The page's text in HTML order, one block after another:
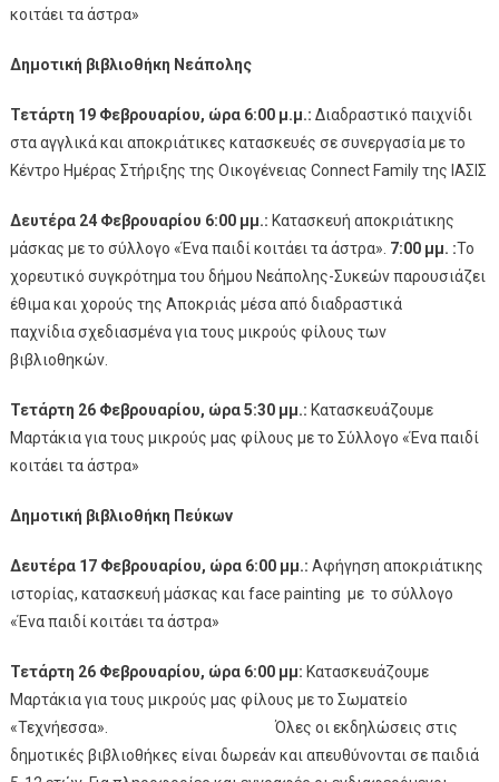
κοιτάει τα άστρα»
Δημοτική βιβλιοθήκη Νεάπολης
Τετάρτη 19 Φεβρουαρίου, ώρα 6:00 μ.μ.: Διαδραστικό παιχνίδι
στα αγγλικά και αποκριάτικες κατασκευές σε συνεργασία με το
Κέντρο Ημέρας Στήριξης της Οικογένειας Connect Family της ΙΑΣΙΣ
Δευτέρα 24 Φεβρουαρίου 6:00 μμ.: Κατασκευή αποκριάτικης
μάσκας με το σύλλογο «Ένα παιδί κοιτάει τα άστρα». 7:00 μμ. :Το
χορευτικό συγκρότημα του δήμου Νεάπολης-Συκεών παρουσιάζει
έθιμα και χορούς της Αποκριάς μέσα από διαδραστικά
παχνίδια σχεδιασμένα για τους μικρούς φίλους των
Τετάρτη 26 Φεβρουαρίου, ώρα 5:30 μμ.: Κατασκευάζουμε
Μαρτάκια για τους μικρούς μας φίλους με το Σύλλογο «Ένα παιδί
κοιτάει τα άστρα»
Δημοτική βιβλιοθήκη Πεύκων
Δευτέρα 17 Φεβρουαρίου, ώρα 6:00 μμ.: Αφήγηση αποκριάτικης
ιστορίας, κατασκευή μάσκας και face painting με το σύλλογο
«Ένα παιδί κοιτάει τα άστρα»
Τετάρτη 26 Φεβρουαρίου, ώρα 6:00 μμ: Κατασκευάζουμε
Μαρτάκια για τους μικρούς μας φίλους με το Σωματείο
«Τεχνήεσσα». Όλες οι εκδηλώσεις στις
δημοτικές βιβλιοθήκες είναι δωρεάν και απευθύνονται σε παιδιά